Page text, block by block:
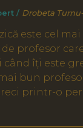
/ Drobeta
este cel
profesor
îți este
bun
printr-o